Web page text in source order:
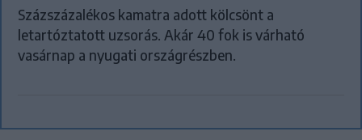
Százszázalékos kamatra adott kölcsönt a
letartóztatott uzsorás. Akár 40 fok is várható
vasárnap a nyugati országrészben.